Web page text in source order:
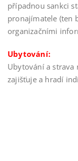
případnou sankci
pronajímatele (ten
organizačními
Ubytování:
Ubytování a strava
zajišťuje a hradí